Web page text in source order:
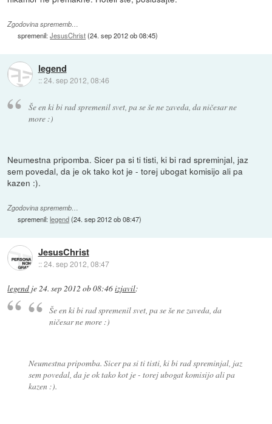
Zgodovina sprememb…
spremenil:JesusChrist(24. sep 2012 ob 08:45)
legend
::24. sep 2012, 08:46
Še en ki bi rad spremenil svet, pa se še ne zaveda, da ničesar ne
more :)
Neumestna pripomba. Sicer pa si ti tisti, ki bi rad spreminjal, jaz
sem povedal, da je ok tako kot je - torej ubogat komisijo ali pa
kazen :).
Zgodovina sprememb…
spremenil:legend(24. sep 2012 ob 08:47)
JesusChrist
::24. sep 2012, 08:47
legend je 24. sep 2012 ob 08:46izjavil:
Še en ki bi rad spremenil svet, pa se še ne zaveda, da
ničesar ne more :)
Neumestna pripomba. Sicer pa si ti tisti, ki bi rad spreminjal, jaz
sem povedal, da je ok tako kot je - torej ubogat komisijo ali pa
kazen :).